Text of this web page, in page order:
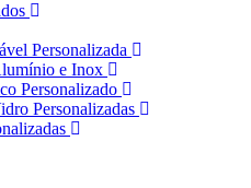
Personalizada
e Inox
Personalizado
Personalizadas